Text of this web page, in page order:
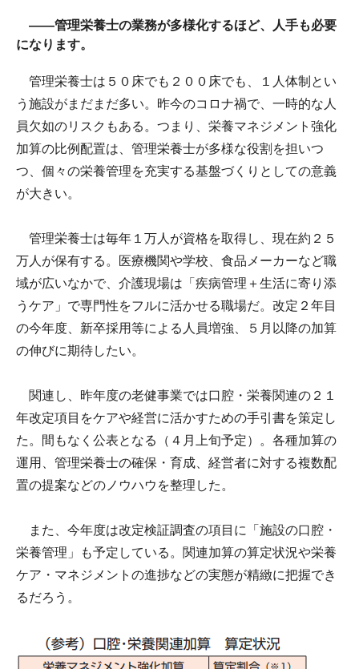
――管理栄養士の業務が多様化するほど、人手も必要
になります。
管理栄養士は５０床でも２００床でも、１人体制とい
う施設がまだまだ多い。昨今のコロナ禍で、一時的な人
員欠如のリスクもある。つまり、栄養マネジメント強化
加算の比例配置は、管理栄養士が多様な役割を担いつ
つ、個々の栄養管理を充実する基盤づくりとしての意義
が大きい。
管理栄養士は毎年１万人が資格を取得し、現在約２５
万人が保有する。医療機関や学校、食品メーカーなど職
域が広いなかで、介護現場は「疾病管理＋生活に寄り添
うケア」で専門性をフルに活かせる職場だ。改定２年目
の今年度、新卒採用等による人員増強、５月以降の加算
の伸びに期待したい。
関連し、昨年度の老健事業では口腔・栄養関連の２１
年改定項目をケアや経営に活かすための手引書を策定し
た。間もなく公表となる（４月上旬予定）。各種加算の
運用、管理栄養士の確保・育成、経営者に対する複数配
置の提案などのノウハウを整理した。
また、今年度は改定検証調査の項目に「施設の口腔・
栄養管理」も予定している。関連加算の算定状況や栄養
ケア・マネジメントの進捗などの実態が精緻に把握でき
るだろう。